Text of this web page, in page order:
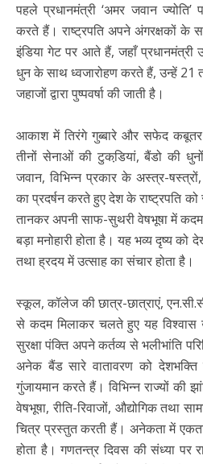
पहले प्रधानमंत्री ‘अमर जवान ज्योति’
करते हैं। राष्ट्रपति अपने अंगरक्षकों के
इंडिया गेट पर आते हैं, जहाँ प्रधानमंत्री
धुन के साथ ध्वजारोहण करते हैं, उन्हें 21
जहाजों द्वारा पुष्पवर्षा की जाती है।
आकाश में तिरंगे गुब्बारे और सफेद
तीनों सेनाओं की टुकडि़यां, बैंडो की
जवान, विभिन्न प्रकार के अस्त्र-
का प्रदर्षन करते हुए देश के राष्ट्रपति
तानकर अपनी साफ-सुथरी वेषभूषा में
बड़ा मनोहारी होता है। यह भव्य दृष्य को
तथा ह्रदय में उत्साह का संचार होता है।
स्कूल, कॉलेज की छात्र-छात्राएं,
से कदम मिलाकर चलते हुए यह विश्वास
सुरक्षा पंक्ति अपने कर्तव्य से भलीभांति
अनेक बैंड सारे वातावरण को देशभक्ति
गुंजायमान करते हैं। विभिन्न राज्यों की
वेषभूषा, रीति-रिवाजों, औद्योगिक तथा
चित्र प्रस्तुत करती हैं। अनेकता में एकता
होता है। गणतन्त्र दिवस की संध्या पर